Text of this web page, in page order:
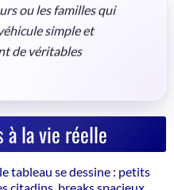
ou les familles qui
simple et
de véritables
à la vie réelle
tableau se dessine : petits